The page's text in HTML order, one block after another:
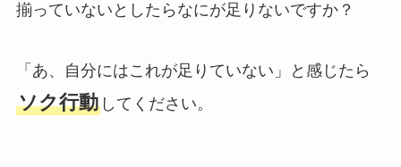
揃っていないとしたらなにが足りないですか？
「あ、自分にはこれが足りていない」と感じたら
ソク行動してください。